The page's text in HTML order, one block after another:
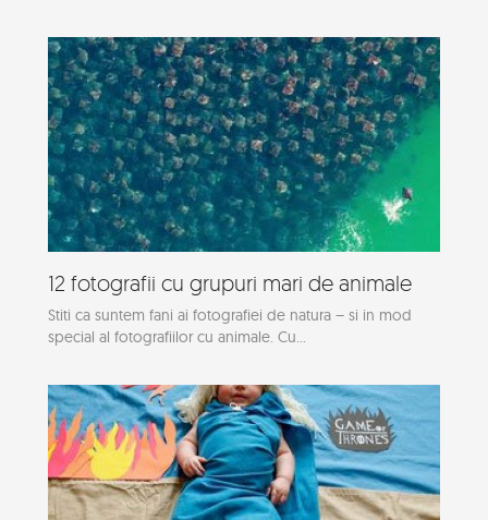
12 fotografii cu grupuri mari de animale
Stiti ca suntem fani ai fotografiei de natura – si in mod
special al fotografiilor cu animale. Cu...